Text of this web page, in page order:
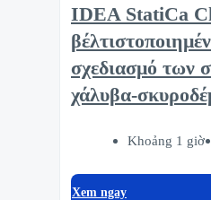
IDEA StatiCa
σχεδιασμό των
χάλυβα-
Khoảng 1 giờ
Xem ngay